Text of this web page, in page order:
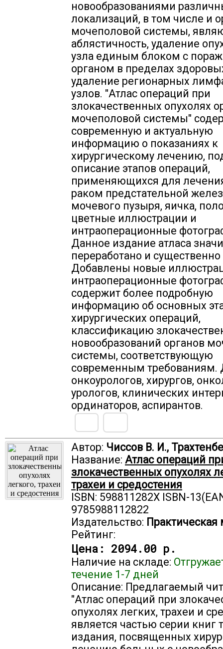
новообразованиями
локализаций, в том числе и
мочеполовой системы,
аблястичность, удаление
узла единым блоком с
органом в пределах
удаление регионарных
узлов. "Атлас операций при
злокачественных опухолях
мочеполовой системы"
современную и актуальную
информацию о показаниях к
хирургическому лечению,
описание этапов операций,
применяющихся для
раком предстательной
мочевого пузыря, яичка,
цветные иллюстрации и
интраоперационные
Данное издание атласа
переработано и
Добавлены новые
интраоперационные
содержит более подробную
информацию об основных
хирургических операций,
классификацию
новообразований органов
системы, соответствующую
современным требованиям.
онкоурологов, хирургов,
урологов, клинических
ординаторов, аспирантов.
Автор: Чиссов В. И.,
Название: Атлас операций
злокачественных опухолях
трахеи и средостения
ISBN: 598811282X ISBN-
9785988112822
Издательство:
Рейтинг:
Цена: 2094.00 р.
Наличие на складе:
течение 1-7 дней
Описание: Предлагаемый
"Атлас операций при
опухолях легких, трахеи и
является частью серии книг
издания, посвященных